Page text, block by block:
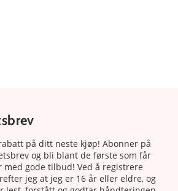
på ditt neste kjøp! Abonner på
og bli blant de første som får
med gode tilbud! Ved å registrere
jeg at jeg er 16 år eller eldre, og